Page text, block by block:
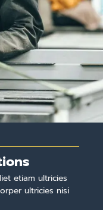
etiam ultricies
ultricies nisi